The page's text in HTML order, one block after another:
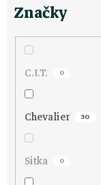
d
u
k
t
ů
Značky
C.I.T. 0
Chevalier 30
Sitka 0